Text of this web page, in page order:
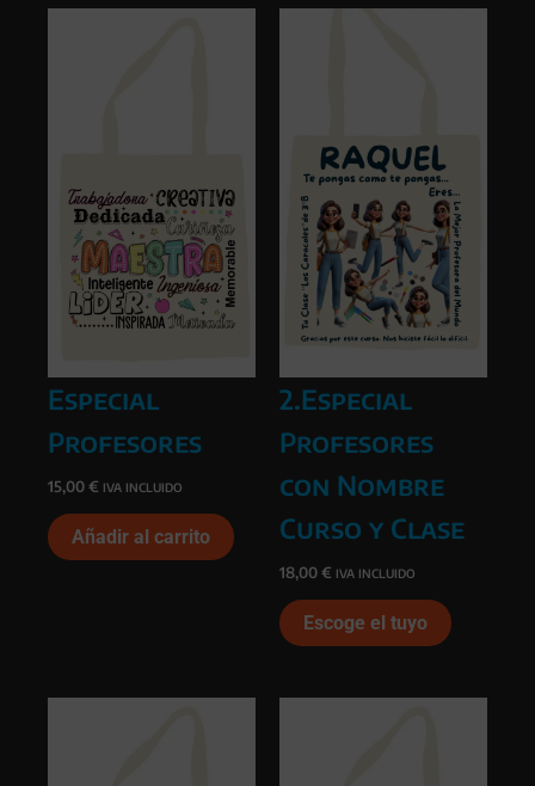
Especial
Profesores
15,00€ IVA INCLUIDO
Añadir al carrito
2.Especial
Profesores
con Nombre
Curso y Clase
18,00€ IVA INCLUIDO
Escoge el tuyo